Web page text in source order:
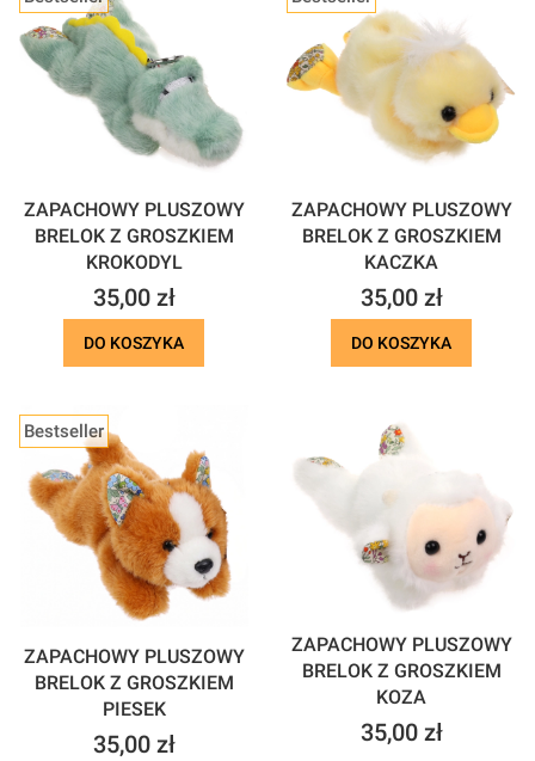
ZAPACHOWY PLUSZOWY
BRELOK Z GROSZKIEM
KROKODYL
Cena
35,00 zł
DO KOSZYKA
ZAPACHOWY PLUSZOWY
BRELOK Z GROSZKIEM
KACZKA
Cena
35,00 zł
DO KOSZYKA
Bestseller
ZAPACHOWY PLUSZOWY
BRELOK Z GROSZKIEM
PIESEK
Cena
35,00 zł
ZAPACHOWY PLUSZOWY
BRELOK Z GROSZKIEM
KOZA
Cena
35,00 zł